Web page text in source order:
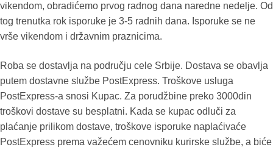
vikendom, obradićemo prvog radnog dana naredne nedelje. Od
tog trenutka rok isporuke je 3-5 radnih dana. Isporuke se ne
vrše vikendom i državnim praznicima.
Roba se dostavlja na području cele Srbije. Dostava se obavlja
putem dostavne službe PostExpress. Troškove usluga
PostExpress-a snosi Kupac. Za porudžbine preko 3000din
troškovi dostave su besplatni. Kada se kupac odluči za
plaćanje prilikom dostave, troškove isporuke naplaćivaće
PostExpress prema važećem cenovniku kurirske službe, a biće